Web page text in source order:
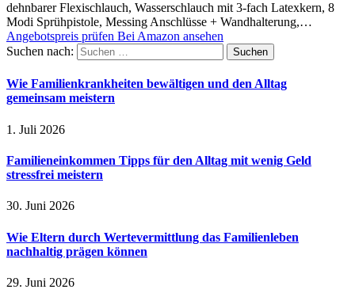
dehnbarer Flexischlauch, Wasserschlauch mit 3-fach Latexkern, 8
Modi Sprühpistole, Messing Anschlüsse + Wandhalterung,…
Angebotspreis prüfen Bei Amazon ansehen
Suchen nach:
Wie Familienkrankheiten bewältigen und den Alltag
gemeinsam meistern
1. Juli 2026
Familieneinkommen Tipps für den Alltag mit wenig Geld
stressfrei meistern
30. Juni 2026
Wie Eltern durch Wertevermittlung das Familienleben
nachhaltig prägen können
29. Juni 2026